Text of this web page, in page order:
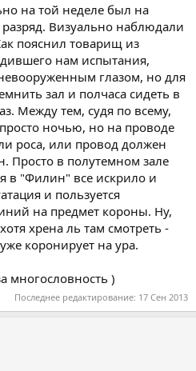
на той неделе был на
Визуально наблюдали
пояснил товарищ из
нам испытания,
глазом, но для
зал и полчаса сидеть в
Между тем, судя по всему,
ночью, но на проводе
роса, или провод должен
Просто в полутемном зале
в "Филин" все искрило и
и пользуется
на предмет короны. Ну,
хрена ль там смотреть -
коронирует на ура.
многословность )
Последнее редактирование: 17 Сен 2013